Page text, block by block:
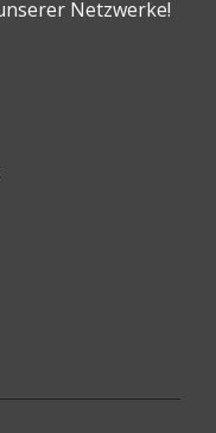
Netzwerke!